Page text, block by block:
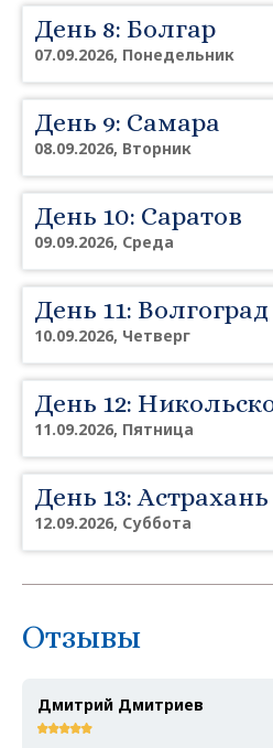
День 8: Болгар
07.09.2026, Понедельник
День 9: Самара
08.09.2026, Вторник
День 10: Саратов
09.09.2026, Среда
День 11: Волгоград
10.09.2026, Четверг
День 12:
11.09.2026, Пятница
День 13: Астрахань
12.09.2026, Суббота
Отзывы
Дмитрий Дмитриев